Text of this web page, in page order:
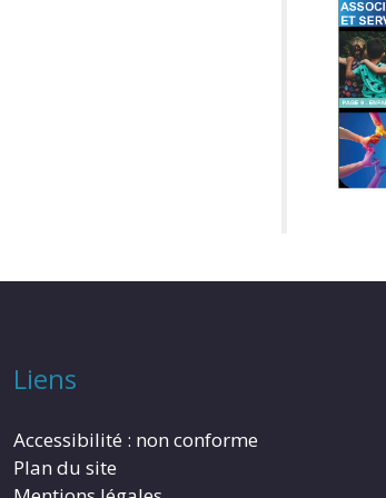
Liens
Accessibilité : non conforme
Plan du site